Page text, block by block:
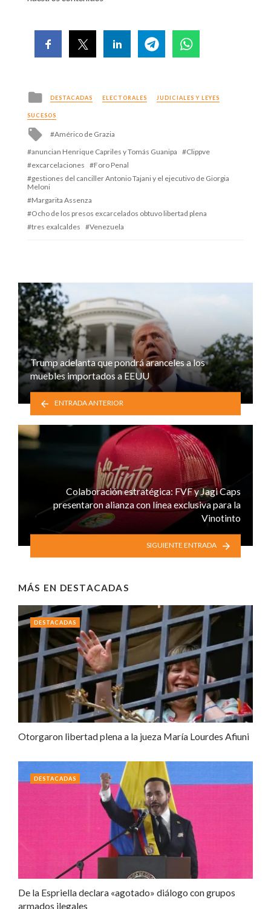
Posted
in
DESTACADAS ELECTORALES JUDICIALES Y LEYES
SUCESOS
Tagged
Américo de Grazia
anuncian Henrique Capriles y Tomás Guanipa
Clippve
excarcelaciones
Foro Penal
gestiones del canciller Antonio Tajani y el ejecutivo de Giorgia
Meloni
Margarita Assenza
Ocho de los presos excarcelados obtuvo libertad plena
tres exalcaldes
Venezuela
Trump adelanta que pondrá aranceles a los
muebles importados a EEUU
ENTRADA ANTERIOR
Colaboración estratégica: FVF y Jagi Caps
presentaron alianza con línea exclusiva para la
Vinotinto
SIGUIENTE ENTRADA
MÁS EN DESTACADAS
Otorgaron libertad plena a la jueza María Lourdes Afiuni
DESTACADAS
De la Espriella declara «agotado» diálogo con grupos
armados ilegales
DESTACADAS